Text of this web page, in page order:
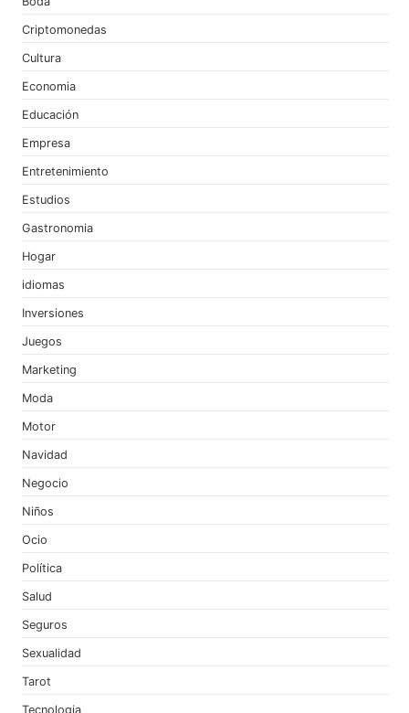
Criptomonedas
Cultura
Economia
Educación
Empresa
Entretenimiento
Estudios
Gastronomia
Hogar
idiomas
Inversiones
Juegos
Marketing
Moda
Motor
Navidad
Negocio
Niños
Ocio
Política
Salud
Seguros
Sexualidad
Tarot
Tecnologia